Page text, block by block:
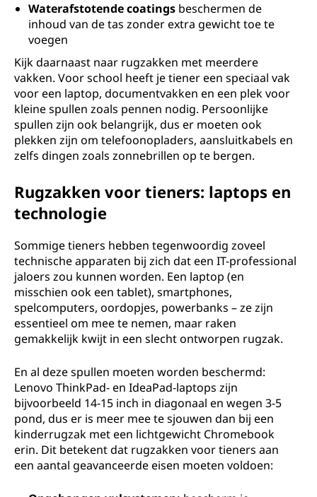
Waterafstotende coatings beschermen de
inhoud van de tas zonder extra gewicht toe te
voegen
Kijk daarnaast naar rugzakken met meerdere
vakken. Voor school heeft je tiener een speciaal vak
voor een laptop, documentvakken en een plek voor
kleine spullen zoals pennen nodig. Persoonlijke
spullen zijn ook belangrijk, dus er moeten ook
plekken zijn om telefoonopladers, aansluitkabels en
zelfs dingen zoals zonnebrillen op te bergen.
Rugzakken voor tieners: laptops en
technologie
Sommige tieners hebben tegenwoordig zoveel
technische apparaten bij zich dat een IT-professional
jaloers zou kunnen worden. Een laptop (en
misschien ook een tablet), smartphones,
spelcomputers, oordopjes, powerbanks – ze zijn
essentieel om mee te nemen, maar raken
gemakkelijk kwijt in een slecht ontworpen rugzak.
En al deze spullen moeten worden beschermd:
Lenovo ThinkPad- en IdeaPad-laptops zijn
bijvoorbeeld 14-15 inch in diagonaal en wegen 3-5
pond, dus er is meer mee te sjouwen dan bij een
kinderrugzak met een lichtgewicht Chromebook
erin. Dit betekent dat rugzakken voor tieners aan
een aantal geavanceerde eisen moeten voldoen: